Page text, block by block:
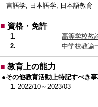
言語学, 日本語学, 日本語教育
■ 資格・免許
1.
高等学校教
2.
中学校教諭
■ 教育上の能力
●その他教育活動上特記すべき
1. 2022/10～2023/03